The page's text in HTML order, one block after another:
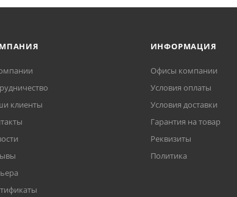
клиенты
ИНФОРМАЦИЯ
Офисы компании
Условия оплаты
Условия доставки
Гарантия на товар
Реквизиты
Политика